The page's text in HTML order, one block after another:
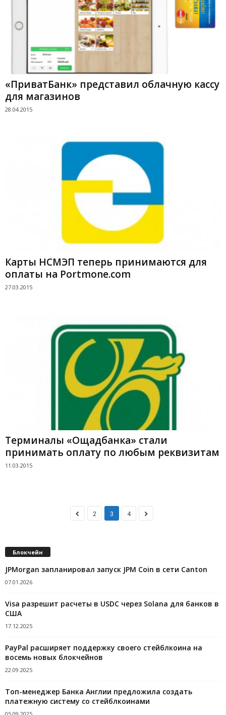
«ПриватБанк» представил облачную кассу
для магазинов
28.04.2015
Карты НСМЭП теперь принимаются для
оплаты на Portmone.com
27.03.2015
Терминалы «Ощадбанка» стали
принимать оплату по любым реквизитам
11.03.2015
2 3 4
Блокчейн
JPMorgan запланировал запуск JPM Coin в сети Canton
07.01.2026
Visa разрешит расчеты в USDC через Solana для банков в
США
17.12.2025
PayPal расширяет поддержку своего стейблкоина на
восемь новых блокчейнов
22.09.2025
Топ-менеджер Банка Англии предложила создать
платежную систему со стейблкоинами